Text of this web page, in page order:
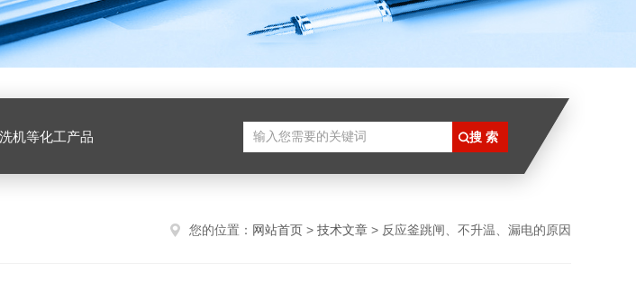
机等化工产品
您的位置： 网站首页 > 技术文章 > 反应釜跳闸、不升温、漏电的原因